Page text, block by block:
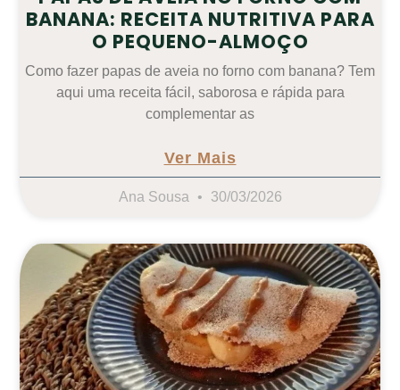
BANANA: RECEITA NUTRITIVA PARA
O PEQUENO-ALMOÇO
Como fazer papas de aveia no forno com banana? Tem
aqui uma receita fácil, saborosa e rápida para
complementar as
Ver Mais
Ana Sousa 30/03/2026